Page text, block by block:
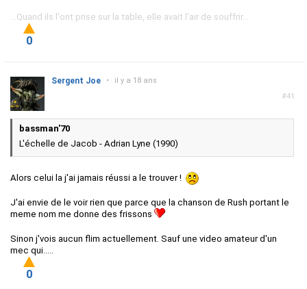
...Quand ils l'ont prise sur la table, elle avait l'air de souffrir...
0
#41
Sergent Joe • il y a 18 ans
bassman'70
L'échelle de Jacob - Adrian Lyne (1990)
Alors celui la j'ai jamais réussi a le trouver !
J'ai envie de le voir rien que parce que la chanson de Rush portant le
meme nom me donne des frissons
Sinon j'vois aucun flim actuellement. Sauf une video amateur d'un
mec qui.....
0